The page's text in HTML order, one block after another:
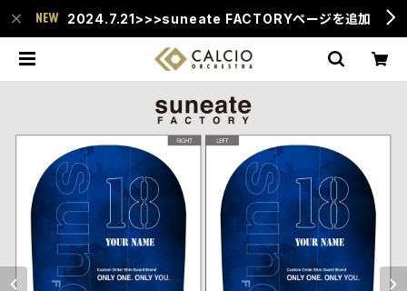
2024.7.21>>>suneate FACTORYページを追加